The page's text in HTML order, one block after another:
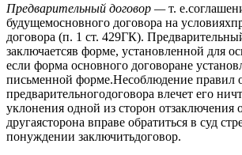
Предварительный договор —т.
будущемосновного договора на
договора (п. 1 ст. 429ГК).
заключаетсяв форме, установленной для
если форма основного договоране
письменной форме.Несоблюдение правил
предварительногодоговора влечет его
уклонения одной из сторон отзаключения
другаясторона вправе обратиться в суд
понуждении заключитьдоговор.